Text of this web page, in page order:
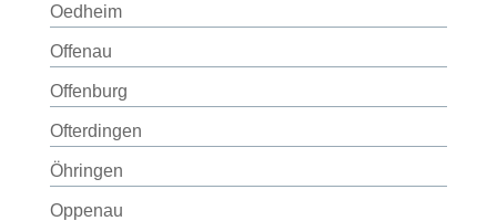
Oedheim
Offenau
Offenburg
Ofterdingen
Öhringen
Oppenau